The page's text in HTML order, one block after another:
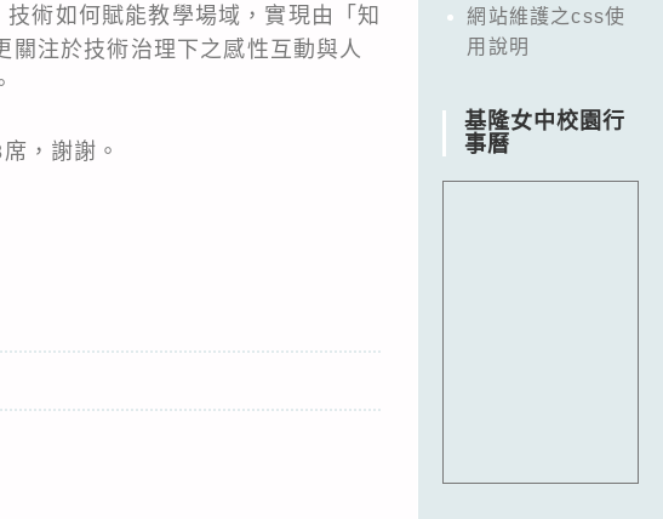
術如何賦能教學場域，實現由「知
注於技術治理下之感性互動與人
，謝謝。
網站維護之css使
用說明
基隆女中校園行
事曆